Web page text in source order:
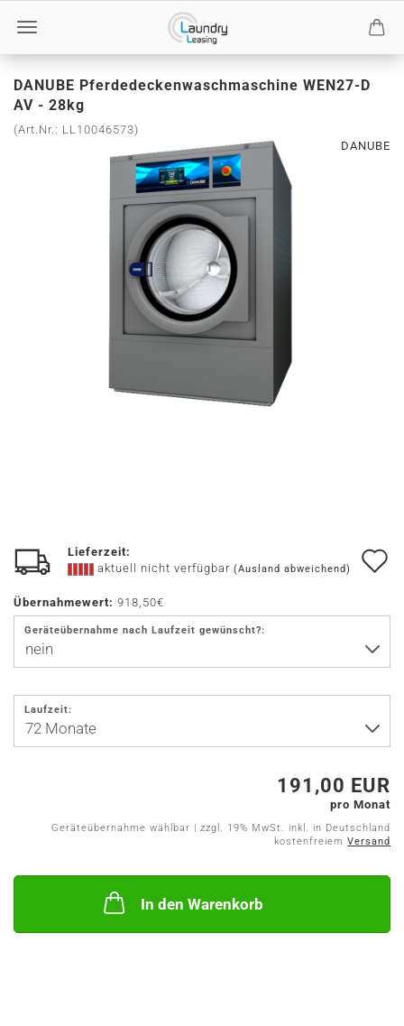
DANUBE Pferdedeckenwaschmaschine WEN27-D
AV - 28kg
(Art.Nr.: LL10046573)
DANUBE
Lieferzeit:
aktuell nicht verfügbar (Ausland abweichend)
Übernahmewert: 918,50€
Geräteübernahme nach Laufzeit gewünscht?:
Laufzeit:
191,00 EUR
pro Monat
Geräteübernahme wählbar | zzgl. 19% MwSt. inkl. in Deutschland
kostenfreiem Versand
In den Warenkorb